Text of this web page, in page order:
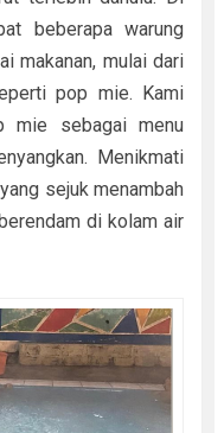
beberapa warung
makanan, mulai dari
pop mie. Kami
mie sebagai menu
Menikmati
sejuk menambah
di kolam air